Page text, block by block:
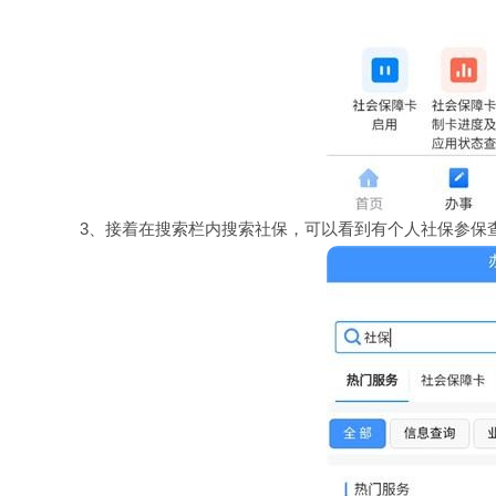
3、接着在搜索栏内搜索社保，可以看到有个人社保参保